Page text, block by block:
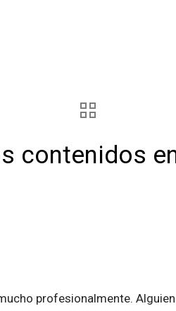
contenidos
profesionalmente.